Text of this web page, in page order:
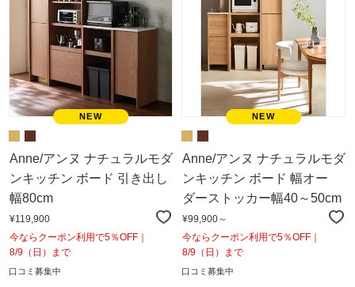
Anne/アンヌ ナチュラルモダ
ンキッチン ボード 引き出し
幅80cm
¥119,900
今ならクーポン利用で5％OFF｜
8/9（日）まで
口コミ募集中
Anne/アンヌ ナチュラルモダ
ンキッチン ボード 幅オー
ダーストッカー幅40～50cm
¥99,900～
今ならクーポン利用で5％OFF｜
8/9（日）まで
口コミ募集中